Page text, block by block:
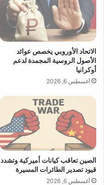
ف
ي
ل
ع
ا
ل
م
ل
م
أ
ف
ع
ا
ل
و
ا
ل
ض
ح
ى
آ
خ
ر
الاتحاد الأوروبي يخصص عوائد
الأصول الروسية المجمدة لدعم
أوكرانيا
أغسطس 6, 2026
الصين تعاقب كيانات أميركية وتشدد
قيود تصدير الطائرات المسيرة
أغسطس 6, 2026